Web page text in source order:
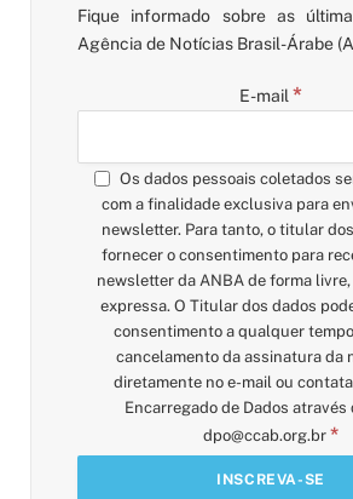
Fique informado sobre as
Agência de Notícias Brasil-Árabe
E-mail*
Os dados pessoais coletados
com a finalidade exclusiva para
newsletter. Para tanto, o titular
fornecer o consentimento para
newsletter da ANBA de forma
expressa. O Titular dos dados
consentimento a qualquer
cancelamento da assinatura da
diretamente no e-mail ou
Encarregado de Dados através
dpo@ccab.org.br *